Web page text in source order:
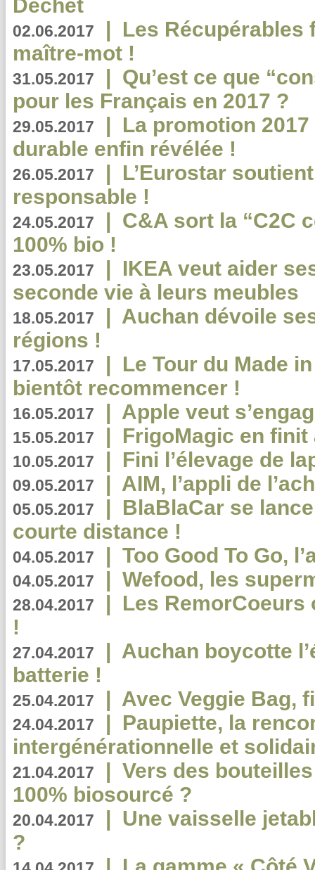
Déchet
02.06.2017 | Les Récupérables
maître-mot !
31.05.2017 | Qu’est ce que
pour les Français en 2017 ?
29.05.2017 | La promotion
durable enfin révélée !
26.05.2017 | L’Eurostar
responsable !
24.05.2017 | C&A sort la “C2C
100% bio !
23.05.2017 | IKEA veut aider
seconde vie à leurs meubles
18.05.2017 | Auchan dévoile
régions !
17.05.2017 | Le Tour du Made
bientôt recommencer !
16.05.2017 | Apple veut
15.05.2017 | FrigoMagic en
10.05.2017 | Fini l’élevage de
09.05.2017 | AIM, l’appli de
05.05.2017 | BlaBlaCar se
courte distance !
04.05.2017 | Too Good To Go,
04.05.2017 | Wefood, les
28.04.2017 | Les RemorCoeurs
!
27.04.2017 | Auchan boycotte
batterie !
25.04.2017 | Avec Veggie Bag,
24.04.2017 | Paupiette, la
intergénérationnelle et
21.04.2017 | Vers des
100% biosourcé ?
20.04.2017 | Une vaisselle
?